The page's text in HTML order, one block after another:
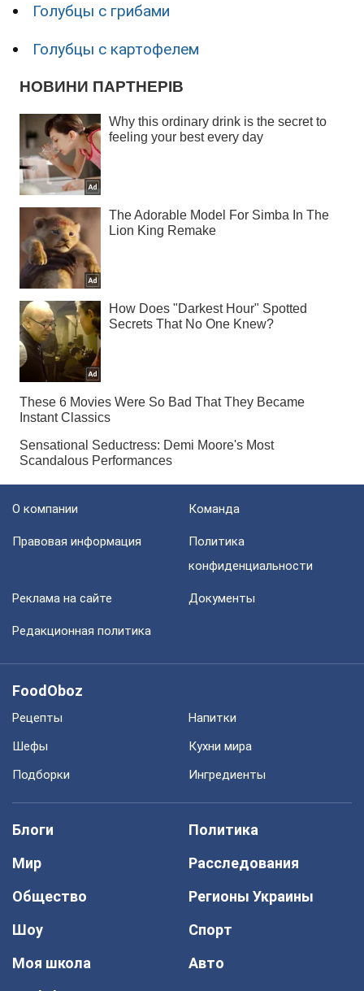
Голубцы с грибами
Голубцы с картофелем
О компании Команда
Правовая информация
Политика
конфиденциальности
Реклама на сайте Документы
Редакционная политика
FoodOboz
Рецепты
Напитки
Шефы
Кухни мира
Подборки
Ингредиенты
Блоги
Политика
Мир
Расследования
Общество
Регионы Украины
Шоу
Спорт
Моя школа
Авто